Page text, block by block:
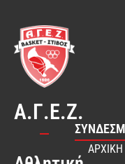
Α.Γ.Ε.Ζ.
ΑΡΧΙΚΗ